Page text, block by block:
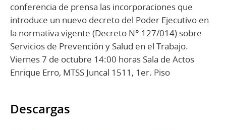
conferencia de prensa las incorporaciones que
introduce un nuevo decreto del Poder Ejecutivo en
la normativa vigente (Decreto N° 127/014) sobre
Servicios de Prevención y Salud en el Trabajo.
Viernes 7 de octubre 14:00 horas Sala de Actos
Enrique Erro, MTSS Juncal 1511, 1er. Piso
Descargas